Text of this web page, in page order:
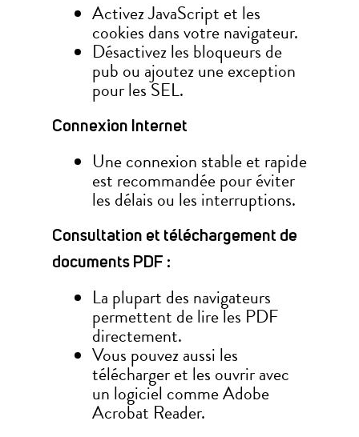
Activez JavaScript et les
cookies dans votre navigateur.
Désactivez les bloqueurs de
pub ou ajoutez une exception
pour les SEL.
Connexion Internet
Une connexion stable et rapide
est recommandée pour éviter
les délais ou les interruptions.
Consultation et téléchargement de
documents PDF :
La plupart des navigateurs
permettent de lire les PDF
directement.
Vous pouvez aussi les
télécharger et les ouvrir avec
un logiciel comme Adobe
Acrobat Reader.